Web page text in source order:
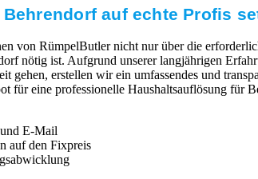
auf echte Profis
von RümpelButler nicht nur über die
nötig ist. Aufgrund unserer langjährigen
erstellen wir ein umfassendes und
für eine professionelle Haushaltsauflösung für
E-Mail
auf den Fixpreis